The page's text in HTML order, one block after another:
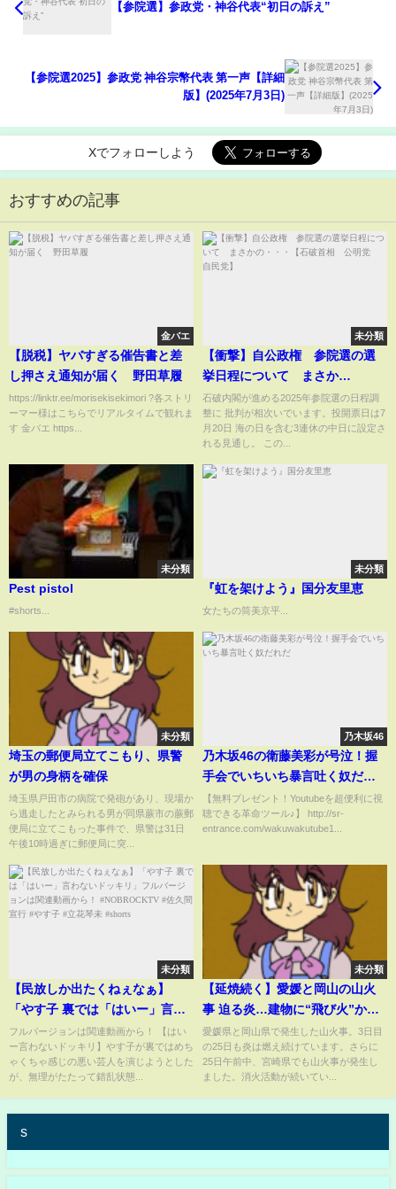
【参院選】参政党・神谷代表“初日の訴え”
【参院選2025】参政党 神谷宗幣代表 第一声【詳細
版】(2025年7月3日)
Xでフォローしよう
おすすめの記事
金バエ
【脱税】ヤバすぎる催告書と差
し押さえ通知が届く 野田草履
https://linktr.ee/morisekisekimori ?各ストリ
ーマー様はこちらでリアルタイムで観れま
す 金バエ https...
未分類
【衝撃】自公政権 参院選の選
挙日程について まさか
の・・・【石破首相 公明党
自民党】
石破内閣が進める2025年参院選の日程調
整に 批判が相次いでいます。投開票日は7
月20日 海の日を含む3連休の中日に設定さ
れる見通し。 この...
未分類
Pest pistol
#shorts...
未分類
『虹を架けよう』国分友里恵
女たちの筒美京平...
未分類
埼玉の郵便局立てこもり、県警
が男の身柄を確保
埼玉県戸田市の病院で発砲があり、現場か
ら逃走したとみられる男が同県蕨市の蕨郵
便局に立てこもった事件で、県警は31日
午後10時過ぎに郵便局に突...
乃木坂46
乃木坂46の衛藤美彩が号泣！握
手会でいちいち暴言吐く奴だれ
だ
【無料プレゼント！Youtubeを超便利に視
聴できる革命ツール♪】 http://sr-
entrance.com/wakuwakutube1...
未分類
【民放しか出たくねぇなぁ】
「やす子 裏では「はいー」言わ
ないドッキリ」フルバージョン
は関連動画から！
#NOBROCKTV #佐久間宣行 #や
フルバージョンは関連動画から！ 【はい
ー言わないドッキリ】やす子が裏ではめち
ゃくちゃ感じの悪い芸人を演じようとした
が、無理がたたって錯乱状態...
未分類
【延焼続く】愛媛と岡山の山火
事 迫る炎…建物に“飛び火”か…
愛媛では避難指示を大幅拡大 宮
崎市でも発生
愛媛県と岡山県で発生した山火事。3日目
の25日も炎は燃え続けています。さらに
25日午前中、宮崎県でも山火事が発生し
ました。消火活動が続いてい...
s